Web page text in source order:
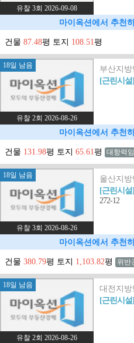
유찰 3회 2026-09-08
마이옥션에서 추천
건물 87.48평 토지 108.51평
18일 남음
유찰 2회 2026-08-26
부산지방
[근린시설]
마이옥션에서 추천
건물 131.98평 토지 65.61평 대항력
18일 남음
유찰 3회 2026-08-26
울산지방
[근린시설]
272-12
마이옥션에서 추천
건물 380.79평 토지 1,103.82평 위반
18일 남음
유찰 2회 2026-08-26
대전지방
[근린시설]